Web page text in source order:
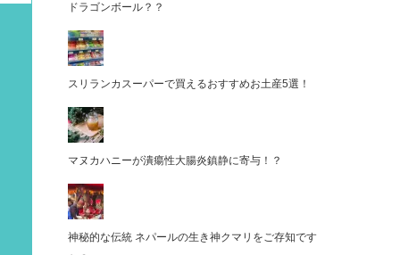
ドラゴンボール？？
スリランカスーパーで買えるおすすめお土産5選！
マヌカハニーが潰瘍性大腸炎鎮静に寄与！？
神秘的な伝統 ネパールの生き神クマリをご存知です